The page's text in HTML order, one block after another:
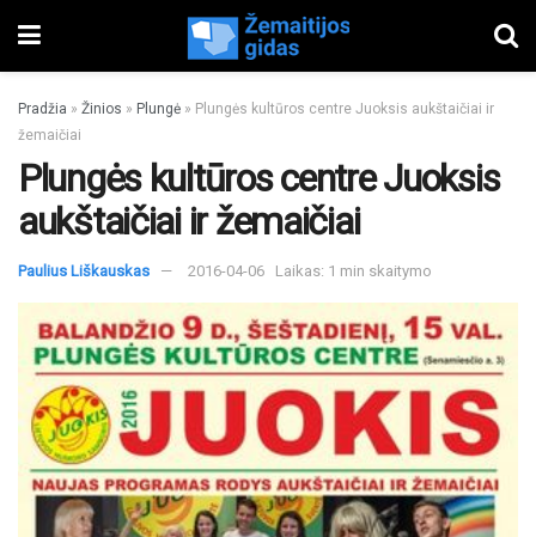
Pradžia » Žinios » Plungė » Plungės kultūros centre Juoksis aukštaičiai ir
žemaičiai
Plungės kultūros centre Juoksis
aukštaičiai ir žemaičiai
Paulius Liškauskas 2016-04-06 Laikas: 1 min skaitymo